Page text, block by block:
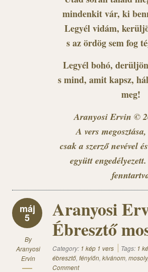
mindenkit vár, ki
Legyél vidám,
s az ördög sem fog
Legyél bohó,
s mind, amit kapsz,
meg!
Aranyosi Ervin ©
A vers
csak a szerző nevével
együtt
máj
5
By
Aranyosi
Ervin
Aranyosi
Ébresztő
Category: 1 kép 1 vers Tags: 1
ébresztő, fénylőn, kívánom, mosoly,
Comment